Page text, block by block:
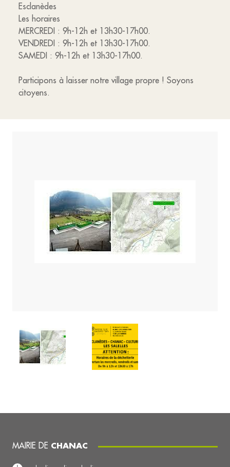
Esclanèdes
Les horaires
MERCREDI : 9h-12h et 13h30-17h00.
VENDREDI : 9h-12h et 13h30-17h00.
SAMEDI : 9h-12h et 13h30-17h00.
Participons à laisser notre village propre ! Soyons
citoyens.
MAIRIE DE CHANAC